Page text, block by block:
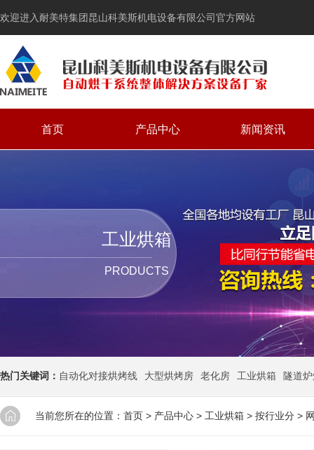
欢迎进入耐美特集团昆山科美斯机电设备有限公司官方网站
首页 产品中心 新闻资讯
工业烘箱
PRODUCTS
热门关键词： 自动化对接烘烤线 大型烘烤房 老化房 工业烘箱 隧道
当前您所在的位置： 首页 > 产品中心 > 工业烘箱 > 按行业分 >